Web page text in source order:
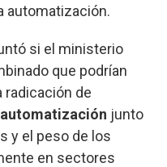
automatización.
si el ministerio
que podrían
radicación de
junto
y el peso de los
en sectores